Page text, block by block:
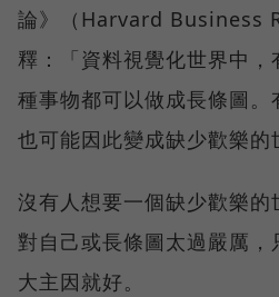
論》（Harvard Business
釋：「資料視覺化世界中，
種事物都可以做成長條圖。
也可能因此變成缺少歡樂的
沒有人想要一個缺少歡樂的
對自己或長條圖太過嚴厲
大主因就好。